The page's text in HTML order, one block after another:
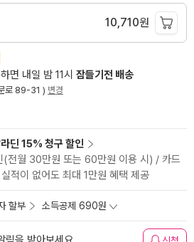
10,710원
면 내일 밤 11시 잠들기전 배송
로 89-31 ) 변경
딘 15% 청구 할인
(전월 30만원 또는 60만원 이용 시) / 카드
적이 없어도 최대 1만원 혜택 제공
할부 소득공제 690원